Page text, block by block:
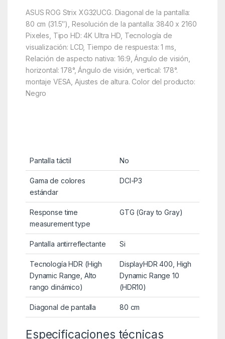
ASUS ROG Strix XG32UCG. Diagonal de la pantalla:
80 cm (31.5″), Resolución de la pantalla: 3840 x 2160
Pixeles, Tipo HD: 4K Ultra HD, Tecnología de
visualización: LCD, Tiempo de respuesta: 1 ms,
Relación de aspecto nativa: 16:9, Ángulo de visión,
horizontal: 178°, Ángulo de visión, vertical: 178°.
montaje VESA, Ajustes de altura. Color del producto:
Negro
Pantalla táctil No
Gama de colores
estándar
DCI-P3
Response time
measurement type
GTG (Gray to Gray)
Pantalla antirreflectante Si
Tecnología HDR (High
Dynamic Range, Alto
rango dinámico)
DisplayHDR 400, High
Dynamic Range 10
(HDR10)
Diagonal de pantalla 80 cm
Especificaciones técnicas